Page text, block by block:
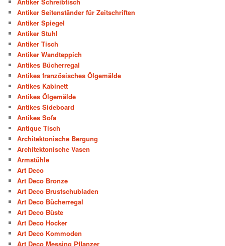
Antiker Seitenständer für Zeitschriften
Antiker Spiegel
Antiker Stuhl
Antiker Tisch
Antiker Wandteppich
Antikes Bücherregal
Antikes französisches Ölgemälde
Antikes Kabinett
Antikes Ölgemälde
Antikes Sideboard
Antikes Sofa
Antique Tisch
Architektonische Bergung
Architektonische Vasen
Armstühle
Art Deco
Art Deco Bronze
Art Deco Brustschubladen
Art Deco Bücherregal
Art Deco Büste
Art Deco Hocker
Art Deco Kommoden
Art Deco Messing Pflanzer